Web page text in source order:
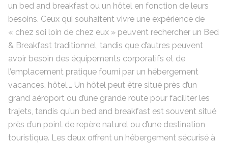
un bed and breakfast ou un hôtel en fonction de leurs
besoins. Ceux qui souhaitent vivre une expérience de
« chez soi loin de chez eux » peuvent rechercher un Bed
& Breakfast traditionnel, tandis que d’autres peuvent
avoir besoin des équipements corporatifs et de
l’emplacement pratique fourni par un hébergement
vacances, hôtel,… Un hôtel peut être situé près d’un
grand aéroport ou d’une grande route pour faciliter les
trajets, tandis qu’un bed and breakfast est souvent situé
près d’un point de repère naturel ou d’une destination
touristique. Les deux offrent un hébergement sécurisé à